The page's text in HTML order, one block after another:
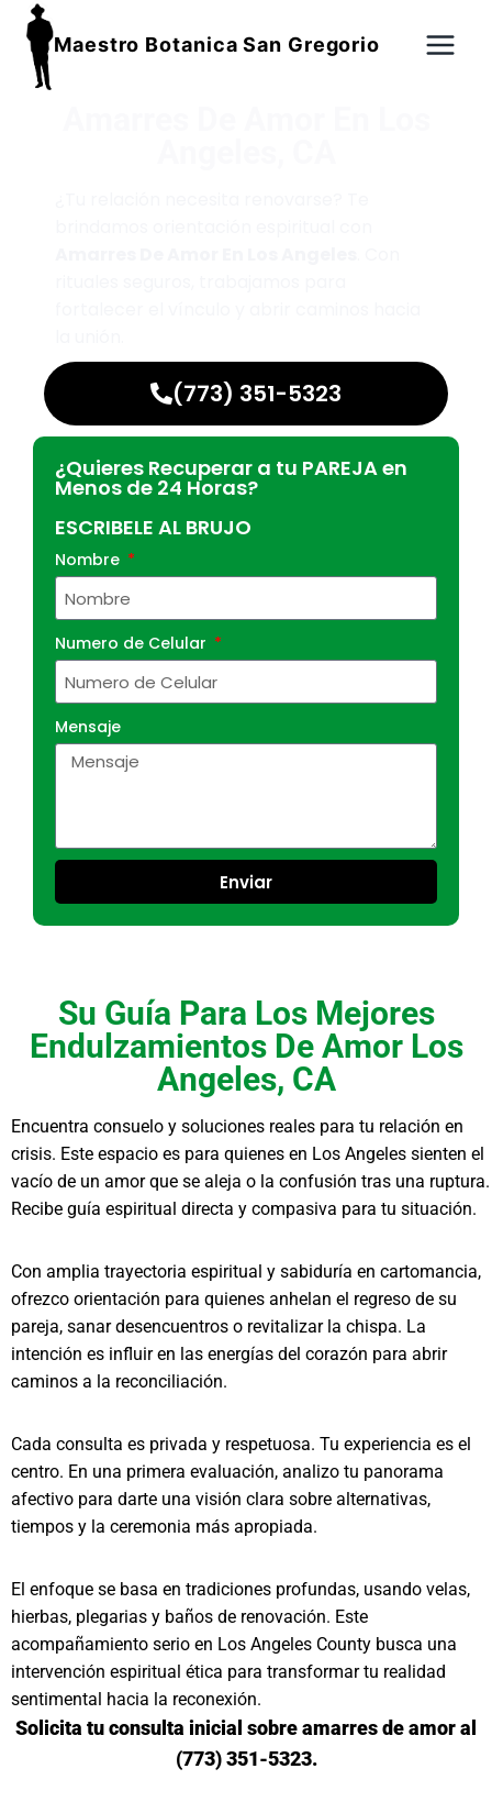
Maestro Botanica San Gregorio
(773) 351-5323
¿Quieres Recuperar a tu PAREJA en
Menos de 24 Horas?
ESCRIBELE AL BRUJO
Nombre
Numero de Celular
Mensaje
Enviar
Su Guía Para Los Mejores
Endulzamientos De Amor Los
Angeles, CA
Encuentra consuelo y soluciones reales para tu relación en
crisis. Este espacio es para quienes en Los Angeles sienten el
vacío de un amor que se aleja o la confusión tras una ruptura.
Recibe guía espiritual directa y compasiva para tu situación.
Con amplia trayectoria espiritual y sabiduría en cartomancia,
ofrezco orientación para quienes anhelan el regreso de su
pareja, sanar desencuentros o revitalizar la chispa. La
intención es influir en las energías del corazón para abrir
caminos a la reconciliación.
Cada consulta es privada y respetuosa. Tu experiencia es el
centro. En una primera evaluación, analizo tu panorama
afectivo para darte una visión clara sobre alternativas,
tiempos y la ceremonia más apropiada.
El enfoque se basa en tradiciones profundas, usando velas,
hierbas, plegarias y baños de renovación. Este
acompañamiento serio en Los Angeles County busca una
intervención espiritual ética para transformar tu realidad
sentimental hacia la reconexión.
Solicita tu consulta inicial sobre amarres de amor al
(773) 351-5323.